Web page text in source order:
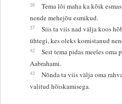
36
Tema lõi maha ka kõik
nende mehejõu esmikud.
37
Siis ta viis nad välja koos
ühtegi, kes oleks komistanud
42
Sest tema pidas meeles oma
Aabrahami.
43
Nõnda ta viis välja oma
valitud hõiskamisega.